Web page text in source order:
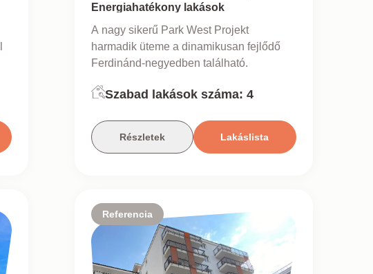
Energiahatékony lakások
A nagy sikerű Park West Projekt
harmadik üteme a dinamikusan fejlődő
Ferdinánd-negyedben található.
Szabad lakások száma: 4
Részletek Lakáslista
Referencia